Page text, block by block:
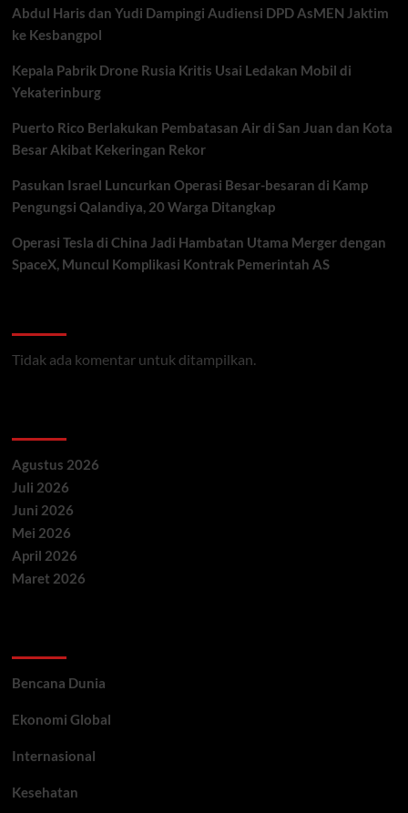
Abdul Haris dan Yudi Dampingi Audiensi DPD AsMEN Jaktim
ke Kesbangpol
Kepala Pabrik Drone Rusia Kritis Usai Ledakan Mobil di
Yekaterinburg
Puerto Rico Berlakukan Pembatasan Air di San Juan dan Kota
Besar Akibat Kekeringan Rekor
Pasukan Israel Luncurkan Operasi Besar-besaran di Kamp
Pengungsi Qalandiya, 20 Warga Ditangkap
Operasi Tesla di China Jadi Hambatan Utama Merger dengan
SpaceX, Muncul Komplikasi Kontrak Pemerintah AS
Tidak ada komentar untuk ditampilkan.
Agustus 2026
Juli 2026
Juni 2026
Mei 2026
April 2026
Maret 2026
Bencana Dunia
Ekonomi Global
Internasional
Kesehatan